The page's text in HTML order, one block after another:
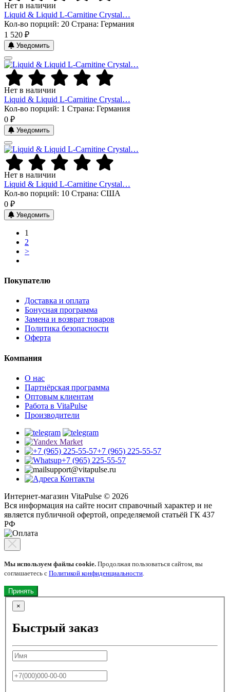
Нет в наличии
Liquid & Liquid L-Carnitine Crystal…
Кол-во порций: 20 Страна: Германия
1 520 ₽
Уведомить
Нет в наличии
Liquid & Liquid L-Carnitine Crystal…
Кол-во порций: 1 Страна: Германия
0 ₽
Уведомить
Нет в наличии
Liquid & Liquid L-Carnitine Crystal…
Кол-во порций: 10 Страна: США
0 ₽
Уведомить
1
2
>
Покупателю
Доставка и оплата
Бонусная программа
Замена и возврат товаров
Политика безопасности
Оферта
Компания
О нас
Партнёрская программа
Оптовым клиентам
Работа в VitaPulse
Производители
+7 (965) 225-55-57
+7 (965) 225-55-57
support@vitapulse.ru
Контакты
Интернет-магазин VitaPulse © 2026
Вся информация на сайте носит справочный характер и не
является публичной офертой, определяемой статьёй ГК 437
РФ
Мы используем файлы cookie. Продолжая пользоваться сайтом, вы
соглашаетесь с Политикой конфиденциальности
Принять
×
Быстрый заказ